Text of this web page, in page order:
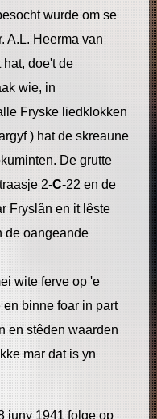
wurde om se
A.L. Heerma van
doe't de
wie, in
Fryske liedklokken
) hat de skreaune
De grutte
2-C-22 en de
Fryslân en it lêste
de oangeande
wite ferve op 'e
binne foar in part
en stêden waarden
mar dat is yn
juny 1941 folge op